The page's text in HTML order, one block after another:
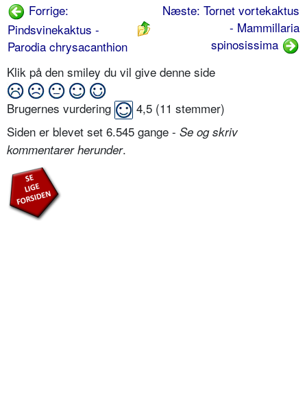
Forrige:
Pindsvinekaktus -
Parodia chrysacanthion
Næste: Tornet vortekaktus
- Mammillaria
spinosissima
Klik på den smiley du vil give denne side
Brugernes vurdering 4,5 (11 stemmer)
Siden er blevet set 6.545 gange - Se og skriv
kommentarer herunder.